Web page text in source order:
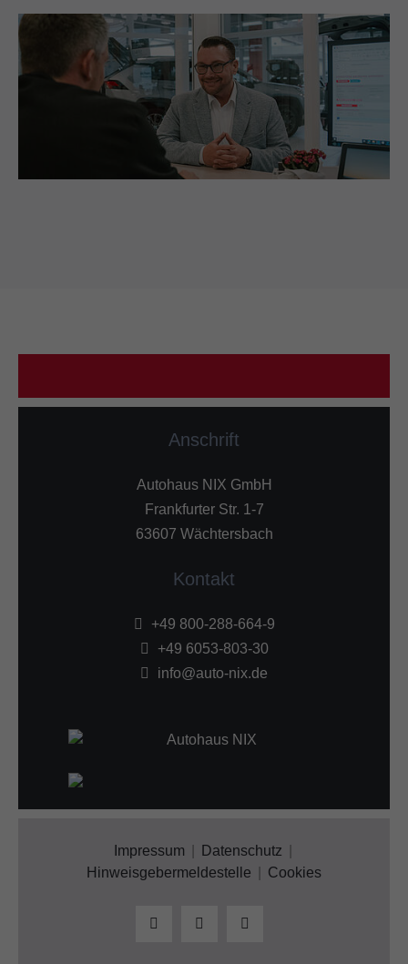
Anschrift
Autohaus NIX GmbH
Frankfurter Str. 1-7
63607 Wächtersbach
Kontakt
+49 800-288-664-9
+49 6053-803-30
info@auto-nix.de
Impressum
Datenschutz
Hinweisgebermeldestelle
Cookies